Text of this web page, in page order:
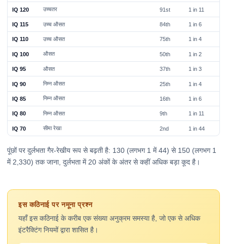
IQ 120 उच्चतर 91st 1 in 11
IQ 115 उच्च औसत 84th 1 in 6
IQ 110 उच्च औसत 75th 1 in 4
IQ 100 औसत 50th 1 in 2
IQ 95 औसत 37th 1 in 3
IQ 90 निम्न औसत 25th 1 in 4
IQ 85 निम्न औसत 16th 1 in 6
IQ 80 निम्न औसत 9th 1 in 11
IQ 70 सीमा रेखा 2nd 1 in 44
पूंछों पर दुर्लभता गैर-रेखीय रूप से बढ़ती है: 130 (लगभग 1 में 44) से 150 (लगभग 1
में 2,330) तक जाना, दुर्लभता में 20 अंकों के अंतर से कहीं अधिक बड़ा कूद है।
इस कठिनाई पर नमूना प्रश्न
यहाँ इस कठिनाई के करीब एक संख्या अनुक्रम समस्या है, जो एक से अधिक
इंटरैक्टिंग नियमों द्वारा शासित है।